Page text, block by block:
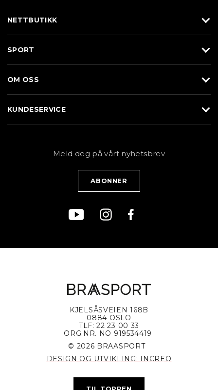
NETTBUTIKK
Sko
Merkevarer
SPORT
Løp
Sykkel
OM OSS
KUNDESERVICE
PersonvernerklæringMeld deg på vårt nyhetsbrev
KJELSÅSVEIEN 168B
0884 OSLO
TLF: 22 23 00 33
ORG.NR. NO 919534419
© 2026 BRAASPORT
DESIGN OG UTVIKLING: INCREO